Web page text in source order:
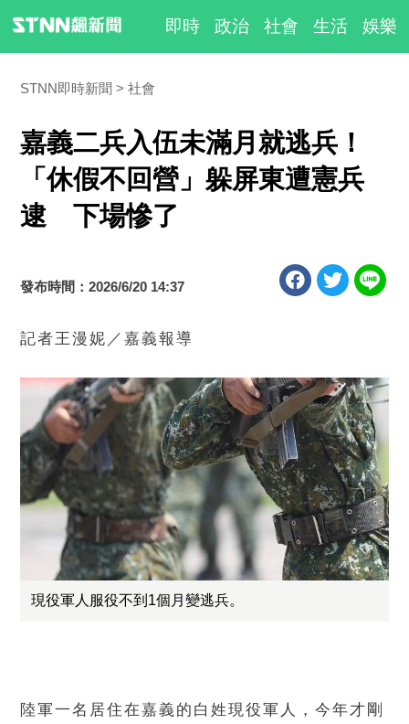
即時 政治 社會 生活 娛樂
STNN即時新聞 社會
嘉義二兵入伍未滿月就逃兵！
「休假不回營」躲屏東遭憲兵
逮 下場慘了
發布時間：2026/6/20 14:37
記者王漫妮／嘉義報導
現役軍人服役不到1個月變逃兵。
陸軍一名居住在嘉義的白姓現役軍人，今年才剛